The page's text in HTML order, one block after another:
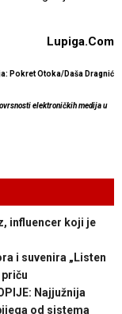
Lupiga.Com
Pokret Otoka/Daša Dragnić
elektroničkih medija u
influencer koji je
i suvenira „Listen
Najjužnija
od sistema